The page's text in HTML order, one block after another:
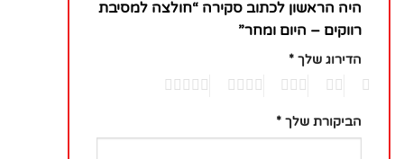
היה הראשון לכתוב סקירה “חולצה למסיבת
רווקים – היום ומחר”
הדירוג שלך *
הביקורת שלך *